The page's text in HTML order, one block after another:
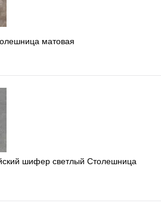
матовая
шифер светлый Столешница